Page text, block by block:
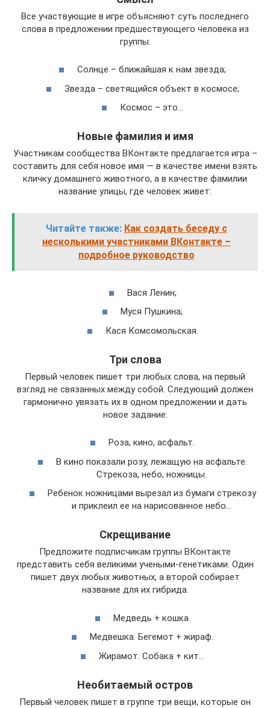
Все участвующие в игре объясняют суть последнего
слова в предложении предшествующего человека из
группы:
Солнце – ближайшая к нам звезда;
Звезда – светящийся объект в космосе;
Космос – это…
Новые фамилия и имя
Участникам сообщества ВКонтакте предлагается игра –
составить для себя новое имя — в качестве имени взять
кличку домашнего животного, а в качестве фамилии
название улицы, где человек живет:
Читайте также: Как создать беседу с
несколькими участниками ВКонтакте –
подробное руководство
Вася Ленин;
Муся Пушкина;
Кася Комсомольская.
Три слова
Первый человек пишет три любых слова, на первый
взгляд не связанных между собой. Следующий должен
гармонично увязать их в одном предложении и дать
новое задание:
Роза, кино, асфальт.
В кино показали розу, лежащую на асфальте.
Стрекоза, небо, ножницы.
Ребенок ножницами вырезал из бумаги стрекозу
и приклеил ее на нарисованное небо…
Скрещивание
Предложите подписчикам группы ВКонтакте
представить себя великими учеными-генетиками. Один
пишет двух любых животных, а второй собирает
название для их гибрида.
Медведь + кошка.
Медвешка. Бегемот + жираф.
Жирамот. Собака + кит…
Необитаемый остров
Первый человек пишет в группе три вещи, которые он